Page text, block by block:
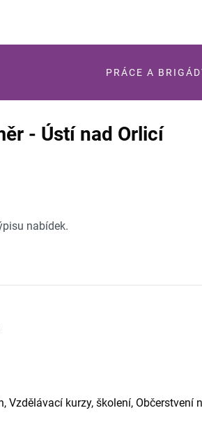
PRÁCE A
- Ústí nad Orlicí
nabídek.
Vzdělávací kurzy, školení, Občerstvení